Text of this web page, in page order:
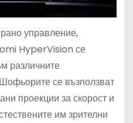
управление,
HyperVision се
различните
се възползват
проекции за скорост и
им зрителни